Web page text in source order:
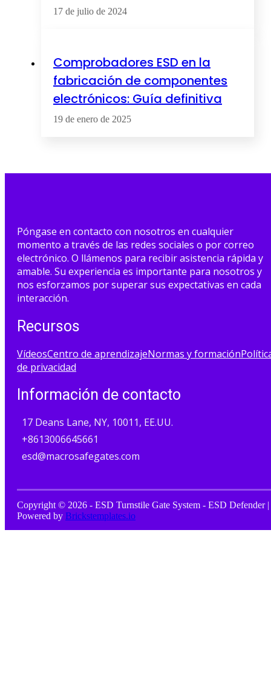
17 de julio de 2024
Comprobadores ESD en la
fabricación de componentes
electrónicos: Guía definitiva
19 de enero de 2025
Póngase en contacto con nosotros en cualquier
momento a través de las redes sociales o por correo
electrónico. O llámenos para recibir asistencia rápida y
amable. Su experiencia es importante para nosotros y
nos esforzamos por superar sus expectativas en cada
interacción.
Recursos
VídeosCentro de aprendizajeNormas y formación
de privacidad
Información de contacto
17 Deans Lane, NY, 10011, EE.UU.
+8613006645661
esd@macrosafegates.com
Copyright © 2026 - ESD Turnstile Gate System - ESD Defender |
Powered by Brickstemplates.io